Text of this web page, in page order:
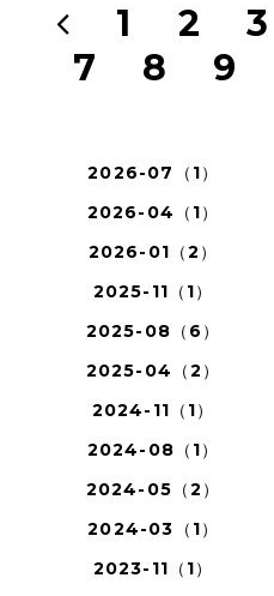
1 2 3
7
8 9
2026-07（1）
2026-04（1）
2026-01（2）
2025-11（1）
2025-08（6）
2025-04（2）
2024-11（1）
2024-08（1）
2024-05（2）
2024-03（1）
2023-11（1）